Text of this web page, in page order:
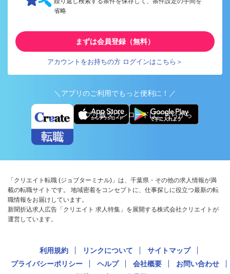
省略
まずは会員登録（無料）
アカウントをお持ちの方 ログインはこちら＞
＼アプリのご利用でもっと便利に！／
アプリ版ダウンロードはこちらから
「クリエイト転職 (ジョブターミナル)」は、千葉県・その他の求人情報が満
載の転職サイトです。 地域密着をコンセプトに、仕事探しに役立つ最新の転
職情報をお届けしています。
新聞折込求人広告「クリエイト 求人特集」を展開する株式会社クリエイトが
運営しています。
利用規約 リンクについて
サイトマップ
プライバシーポリシー
ヘルプ 会社概要
お問い合わせ